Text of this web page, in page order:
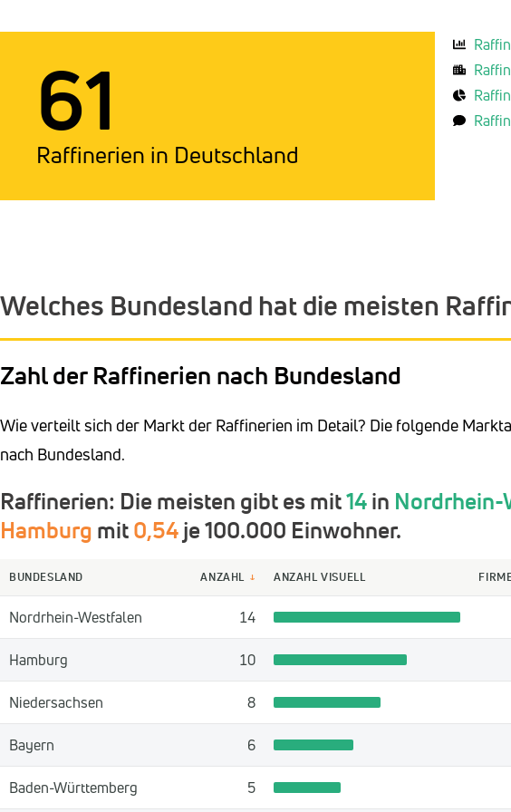
61
Raffinerien in Deutschland
Welches Bundesland hat die meisten
Zahl der Raffinerien nach Bundesland
Wie verteilt sich der Markt der Raffinerien im Detail? Die folgende
nach Bundesland.
Raffinerien: Die meisten gibt es mit14in Nordrhein-
Hamburg mit0,54je 100.000 Einwohner.
BUNDESLAND ANZAHL ↓ ANZAHL VISUELL
Nordrhein-Westfalen 14
Hamburg 10
Niedersachsen 8
Bayern 6
Baden-Württemberg 5